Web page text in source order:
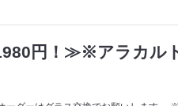
円！≫※アラカル